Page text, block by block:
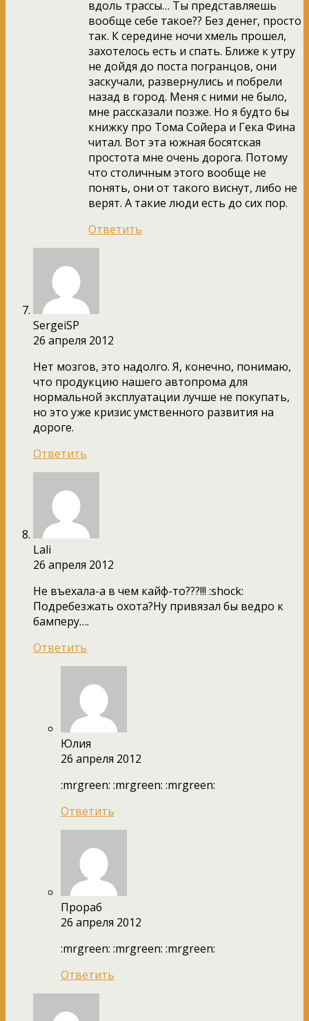
вдоль трассы… Ты представляешь
вообще себе такое?? Без денег, просто
так. К середине ночи хмель прошел,
захотелось есть и спать. Ближе к утру
не дойдя до поста погранцов, они
заскучали, развернулись и побрели
назад в город. Меня с ними не было,
мне рассказали позже. Но я будто бы
книжку про Тома Сойера и Гека Фина
читал. Вот эта южная босятская
простота мне очень дорога. Потому
что столичным этого вообще не
понять, они от такого виснут, либо не
верят. А такие люди есть до сих пор.
Ответить
SergeiSP
26 апреля 2012
Нет мозгов, это надолго. Я, конечно, понимаю,
что продукцию нашего автопрома для
нормальной эксплуатации лучше не покупать,
но это уже кризис умственного развития на
дороге.
Ответить
Lali
26 апреля 2012
Не въехала-а в чем кайф-то???!!! :shock:
Подребезжать охота?Ну привязал бы ведро к
бамперу….
Ответить
Юлия
26 апреля 2012
:mrgreen: :mrgreen: :mrgreen:
Ответить
Прораб
26 апреля 2012
:mrgreen: :mrgreen: :mrgreen:
Ответить